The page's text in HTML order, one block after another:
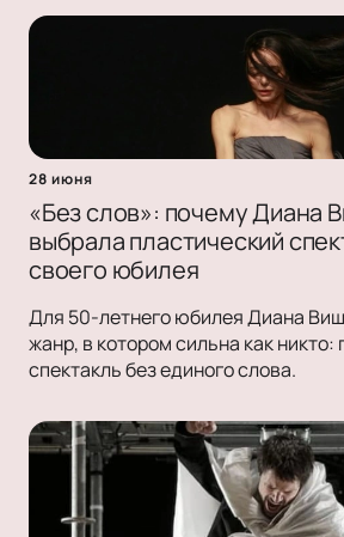
28 июня
«Без слов»: почему Диана
выбрала пластический
своего юбилея
Для 50-летнего юбилея Диана
жанр, в котором сильна как никто:
спектакль без единого слова.